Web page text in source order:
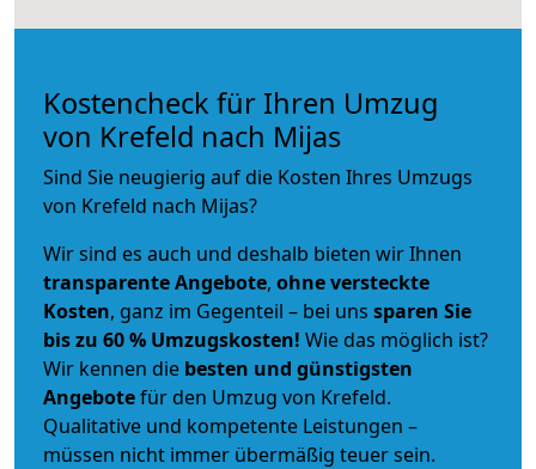
Kostencheck für Ihren Umzug
von Krefeld nach Mijas
Sind Sie neugierig auf die Kosten Ihres Umzugs
von Krefeld nach Mijas?
Wir sind es auch und deshalb bieten wir Ihnen
transparente Angebote, ohne versteckte
Kosten, ganz im Gegenteil – bei uns sparen Sie
bis zu 60 % Umzugskosten! Wie das möglich ist?
Wir kennen die besten und günstigsten
Angebotefür den Umzug von Krefeld.
Qualitative und kompetente Leistungen –
müssen nicht immer übermäßig teuer sein.